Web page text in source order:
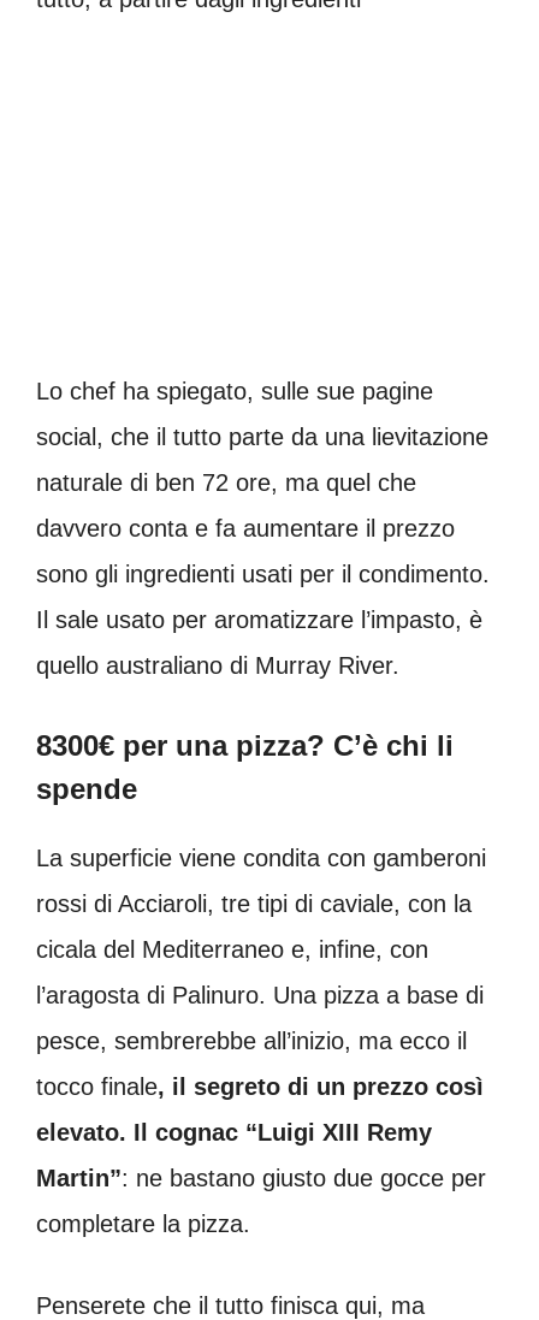
Lo chef ha spiegato, sulle sue pagine
social, che il tutto parte da una lievitazione
naturale di ben 72 ore, ma quel che
davvero conta e fa aumentare il prezzo
sono gli ingredienti usati per il condimento.
Il sale usato per aromatizzare l’impasto, è
quello australiano di Murray River.
8300€ per una pizza? C’è chi li
spende
La superficie viene condita con gamberoni
rossi di Acciaroli, tre tipi di caviale, con la
cicala del Mediterraneo e, infine, con
l’aragosta di Palinuro. Una pizza a base di
pesce, sembrerebbe all’inizio, ma ecco il
tocco finale, il segreto di un prezzo così
elevato. Il cognac “Luigi XIII Remy
Martin”: ne bastano giusto due gocce per
completare la pizza.
Penserete che il tutto finisca qui, ma